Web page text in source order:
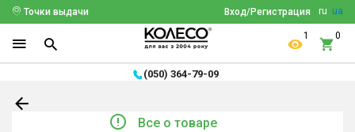
ru ua
Вход/Регистрация
Точки выдачи
1 0
(050) 364-79-09
Все о товаре